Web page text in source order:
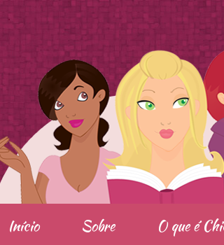
.
Início Sobre O que é